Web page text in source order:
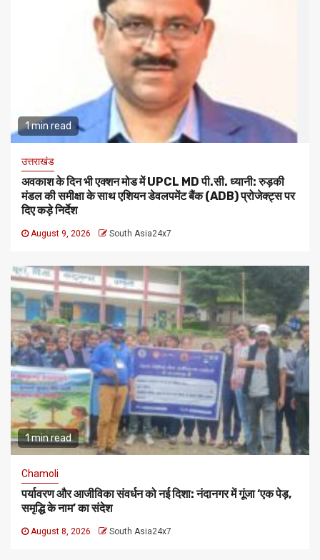
1 min read
उत्तराखंड
अवकाश के दिन भी एक्शन मोड में UPCL MD पी.सी. ध्यानी: रुड़की
मंडल की समीक्षा के साथ एशियन डेवलपमेंट बैंक (ADB) प्रोजेक्ट्स पर
दिए कड़े निर्देश
August 9, 2026 South Asia24x7
1 min read
Chamoli
पर्यावरण और आजीविका संवर्धन को नई दिशा: नंदानगर में गूंजा ‘एक पेड़,
समृद्धि के नाम’ का संदेश
August 8, 2026 South Asia24x7